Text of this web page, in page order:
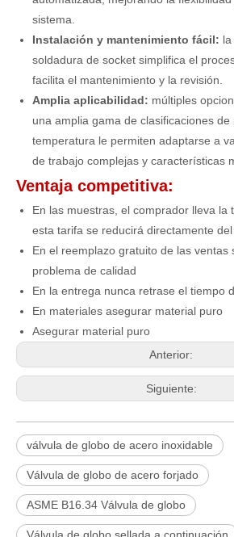
sistema.
Instalación y mantenimiento fácil:
soldadura de socket simplifica el
facilita el mantenimiento y la revisión.
Amplia aplicabilidad: múltiples
una amplia gama de clasificaciones de
temperatura le permiten adaptarse a
de trabajo complejas y características
Ventaja competitiva:
En las muestras, el comprador lleva la
esta tarifa se reducirá directamente
En el reemplazo gratuito de las ventas
problema de calidad
En la entrega nunca retrase el tiempo
En materiales asegurar material puro
Asegurar material puro
Anterior:
Siguiente:
válvula de globo de acero inoxidable
Válvula de globo de acero forjado
ASME B16.34 Válvula de globo